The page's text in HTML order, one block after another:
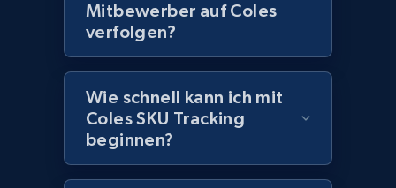
Lowes.com - Collect records by category
URL, Domain, Marketplace pn, Sku, Other pn,
Model number, Gtin ean pn, Product name, and
991+ 162+
Mitbewerber auf Coles
verfolgen?
Wie schnell kann ich mit
Coles SKU Tracking
beginnen?